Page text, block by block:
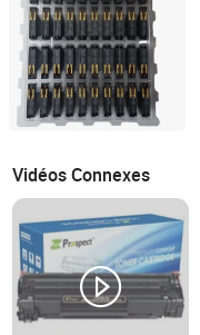
Guangdong, China
Vidéos Connexes